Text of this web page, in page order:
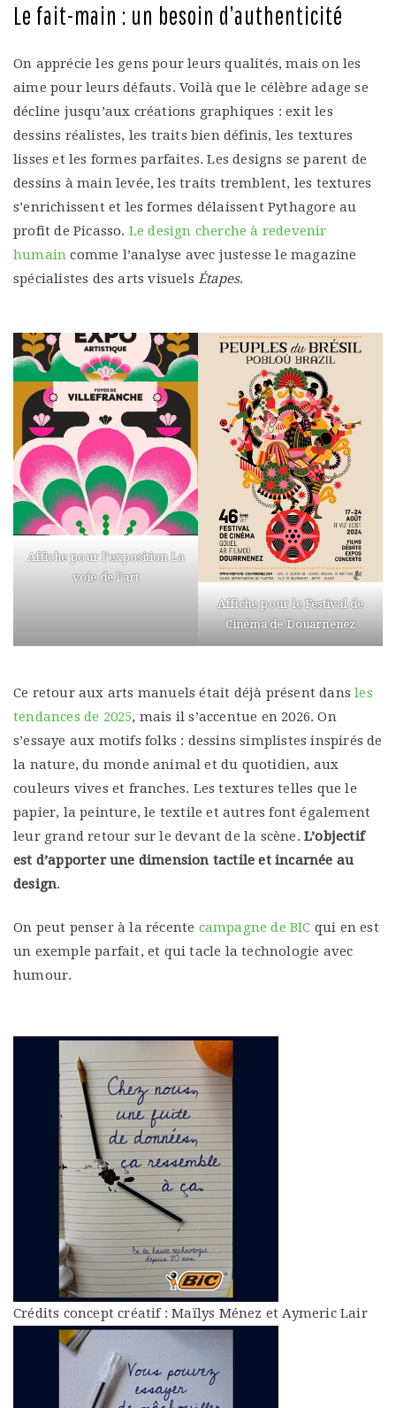
Le fait-main : un besoin d’authenticité
On apprécie les gens pour leurs qualités, mais on les
aime pour leurs défauts. Voilà que le célèbre adage se
décline jusqu’aux créations graphiques : exit les
dessins réalistes, les traits bien définis, les textures
lisses et les formes parfaites. Les designs se parent de
dessins à main levée, les traits tremblent, les textures
s’enrichissent et les formes délaissent Pythagore au
profit de Picasso. Le design cherche à redevenir
humain comme l’analyse avec justesse le magazine
spécialistes des arts visuels Étapes.
Affiche pour l’exposition La
voie de l’art
Affiche pour le Festival de
Cinéma de Douarnenez
Ce retour aux arts manuels était déjà présent dans les
tendances de 2025, mais il s’accentue en 2026. On
s’essaye aux motifs folks : dessins simplistes inspirés de
la nature, du monde animal et du quotidien, aux
couleurs vives et franches. Les textures telles que le
papier, la peinture, le textile et autres font également
leur grand retour sur le devant de la scène.L’objectif
est d’apporter une dimension tactile et incarnée au
design.
On peut penser à la récente campagne de BIC qui en est
un exemple parfait, et qui tacle la technologie avec
humour.
Crédits concept créatif : Maïlys Ménez et Aymeric Lair